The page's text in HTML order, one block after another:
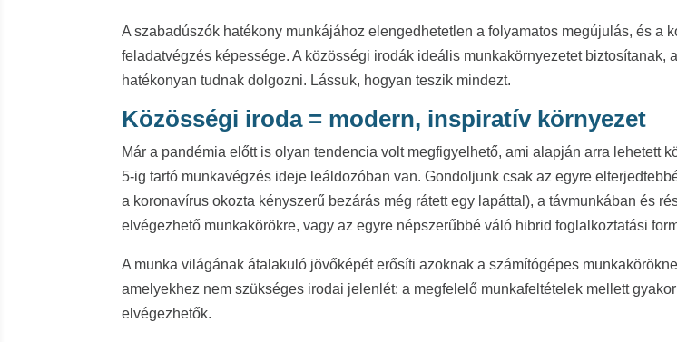
A szabadúszók hatékony munkájához elengedhetetlen a folyamatos megújulás, és a
feladatvégzés képessége. A közösségi irodák ideális munkakörnyezetet biztosítanak,
hatékonyan tudnak dolgozni. Lássuk, hogyan teszik mindezt.
Közösségi iroda = modern, inspiratív környezet
Már a pandémia előtt is olyan tendencia volt megfigyelhető, ami alapján arra lehetett
5-ig tartó munkavégzés ideje leáldozóban van. Gondoljunk csak az egyre
a koronavírus okozta kényszerű bezárás még rátett egy lapáttal), a távmunkában és
elvégezhető munkakörökre, vagy az egyre népszerűbbé váló hibrid foglalkoztatási
A munka világának átalakuló jövőképét erősíti azoknak a számítógépes
amelyekhez nem szükséges irodai jelenlét: a megfelelő munkafeltételek mellett
elvégezhetők.